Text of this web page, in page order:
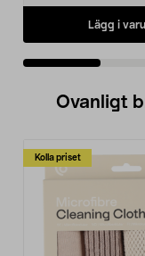
Lägg i
Ovanligt
Kolla priset